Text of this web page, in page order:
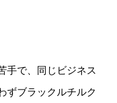
手で、同じビジネス
ずブラックルチルク